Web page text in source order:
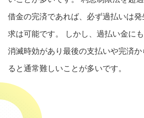
借金の完済であれば、必ず過払いは
求は可能です。 しかし、過払い金にも
消滅時効があり最後の支払いや完済
ると通常難しいことが多いです。